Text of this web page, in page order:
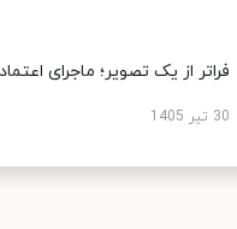
فراتر از یک تصویر؛ ماجرای اعتماد
30 تیر 1405